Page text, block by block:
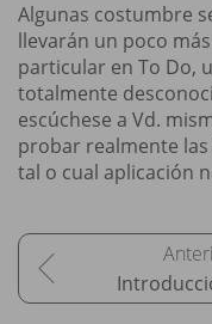
Algunas costumbre
llevarán un poco
particular en To Do,
totalmente
escúchese a Vd.
probar realmente
tal o cual aplicación